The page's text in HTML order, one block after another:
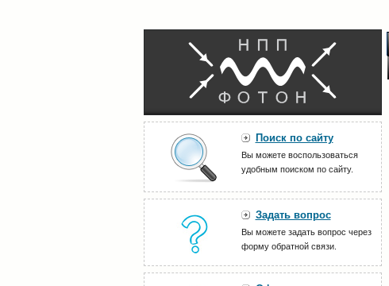
Поиск по сайту
Вы можете воспользоваться
удобным поиском по сайту.
Задать вопрос
Вы можете задать вопрос через
форму обратной связи.